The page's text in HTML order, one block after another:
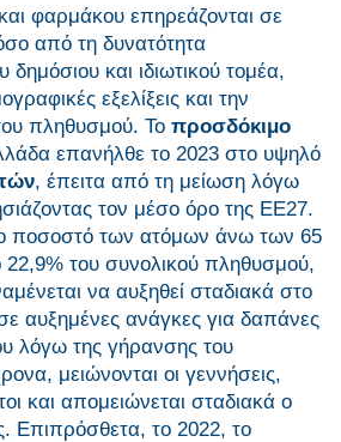
φαρμάκου επηρεάζονται σε
από τη δυνατότητα
και ιδιωτικού τομέα,
εξελίξεις και την
πληθυσμού. Το προσδόκιμο
επανήλθε το 2023 στο υψηλό
, έπειτα από τη μείωση λόγω
τον μέσο όρο της ΕΕ27.
ποσοστό των ατόμων άνω των 65
22,9% του συνολικού πληθυσμού,
να αυξηθεί σταδιακά στο
αυξημένες ανάγκες για δαπάνες
λόγω της γήρανσης του
μειώνονται οι γεννήσεις,
και απομειώνεται σταδιακά ο
Επιπρόσθετα, το 2022, το